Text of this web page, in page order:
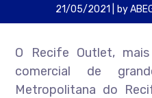
21/05/2021 by
O Recife Outlet,
comercial de
Metropolitana do